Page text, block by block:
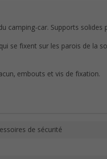
camping-car. Supports solides
se fixent sur les parois de la
embouts et vis de fixation.
de sécurité